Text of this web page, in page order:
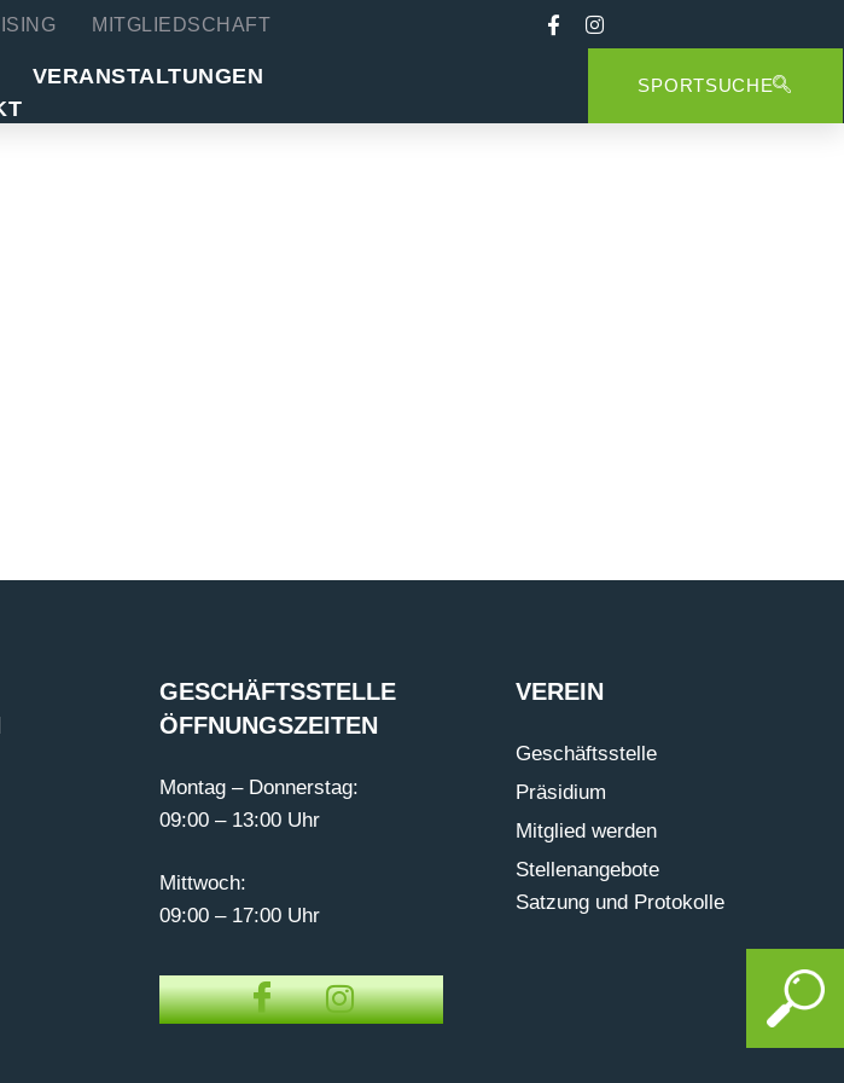
MITGLIEDSCHAFT
VERANSTALTUNGEN
SPORTSUCHE
GESCHÄFTSSTELLE
ÖFFNUNGSZEITEN
Montag – Donnerstag:
09:00 – 13:00 Uhr
Mittwoch:
09:00 – 17:00 Uhr
VEREIN
Geschäftsstelle
Präsidium
Mitglied werden
Stellenangebote
Satzung und Protokolle